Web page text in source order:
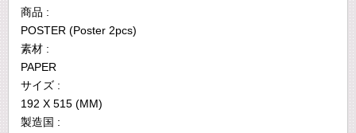
商品 :
POSTER (Poster 2pcs)
素材 :
PAPER
サイズ :
192 X 515 (MM)
製造国 :